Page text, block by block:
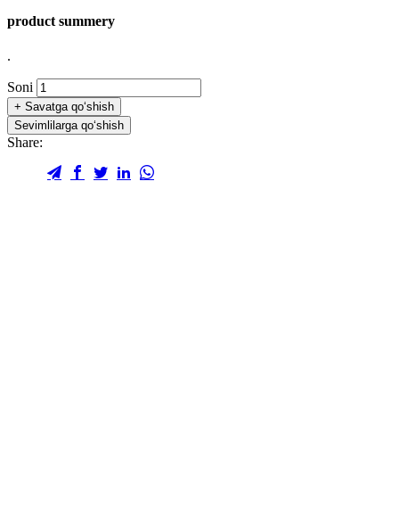
product summery
.
Soni
+ Savatga qo‘shish
Sevimlilarga qo‘shish
Share: